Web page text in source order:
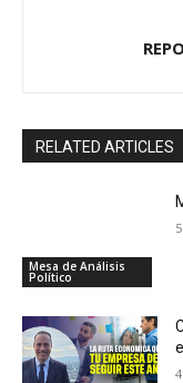
RELATED ARTICLES
Mesa de Análisis
Político